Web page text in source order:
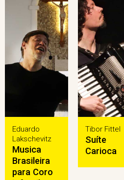
Eduardo
Lakschevitz
Musica
Brasileira
para Coro
Tibor Fittel
Suíte
Carioca